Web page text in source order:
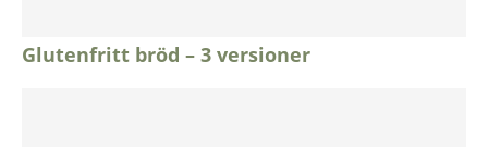
Glutenfritt bröd – 3 versioner